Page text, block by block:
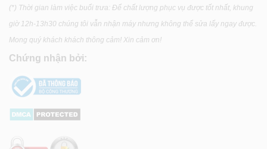
(*) Thời gian làm việc buổi trưa: Để chất lượng phục vụ được tốt nhất, khung
giờ 12h-13h30 chúng tôi vẫn nhận máy nhưng không thể sửa lấy ngay được.
Mong quý khách khách thông cảm! Xin cảm ơn!
Chứng nhận bởi: